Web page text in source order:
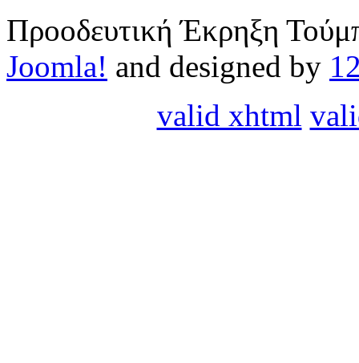
Προοδευτική Έκρηξη
Joomla! and designed by
valid xhtml